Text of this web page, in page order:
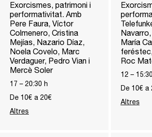
Exorcismes, patrimoni i
performativitat. Amb
Pere Faura, Víctor
Colmenero, Cristina
Mejías, Nazario Díaz,
Noela Covelo, Marc
Verdaguer, Pedro Vian i
Mercè Soler
17 – 20:30 h
De 10€ a 20€
Altres
María
Roc
12 – 15:30
De 10€ a
Altres